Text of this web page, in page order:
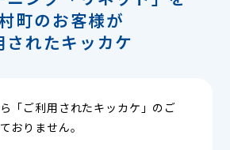
町のお客様が
されたキッカケ
「ご利用されたキッカケ」のご
おりません。